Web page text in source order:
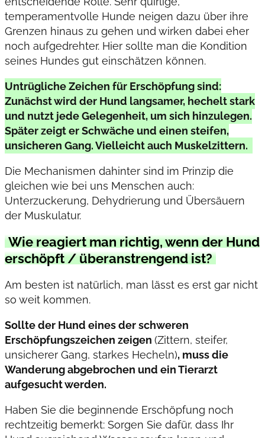
temperamentvolle Hunde neigen dazu über ihre
Grenzen hinaus zu gehen und wirken dabei eher
noch aufgedrehter. Hier sollte man die Kondition
seines Hundes gut einschätzen können.
Untrügliche Zeichen für Erschöpfung sind:
Zunächst wird der Hund langsamer, hechelt stark
und nutzt jede Gelegenheit, um sich hinzulegen.
Später zeigt er Schwäche und einen steifen,
unsicheren Gang. Vielleicht auch Muskelzittern.
Die Mechanismen dahinter sind im Prinzip die
gleichen wie bei uns Menschen auch:
Unterzuckerung, Dehydrierung und Übersäuern
der Muskulatur.
Wie reagiert man richtig, wenn der Hund
erschöpft / überanstrengend ist?
Am besten ist natürlich, man lässt es erst gar nicht
so weit kommen.
Sollte der Hund eines der schweren
Erschöpfungszeichen zeigen (Zittern, steifer,
unsicherer Gang, starkes Hecheln), muss die
Wanderung abgebrochen und ein Tierarzt
aufgesucht werden.
Haben Sie die beginnende Erschöpfung noch
rechtzeitig bemerkt: Sorgen Sie dafür, dass Ihr